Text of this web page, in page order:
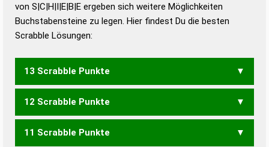
Duden – Die deutsche Grammatik
Duden – Deutsches
von S|C|H|I|E|B|E ergeben sich weitere Möglichkeiten
Buchstabensteine zu legen. Hier findest Du die besten
Scrabble Lösungen:
13 Scrabble Punkte
SCHEIBE
12 Scrabble Punkte
BISCHE SCHEIB
11 Scrabble Punkte